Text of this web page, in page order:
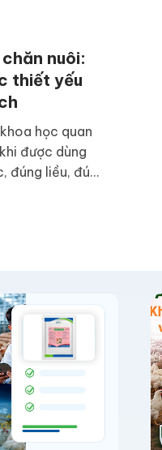
nuôi:
thiết yếu
học quan
được dùng
đúng liều, đúng